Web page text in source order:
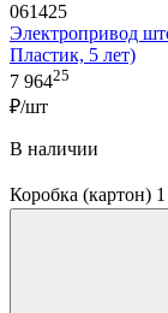
061425
Электропривод
Пластик, 5 лет)
7 96425
₽/шт
В наличии
Коробка (картон)